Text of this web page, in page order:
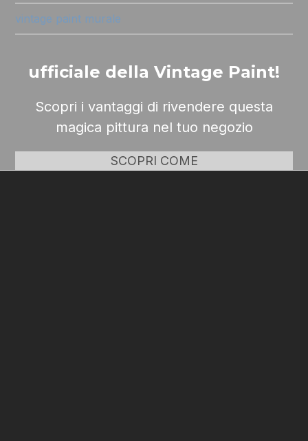
vintage paint murale
ufficiale della Vintage Paint!
Scopri i vantaggi di rivendere questa
magica pittura nel tuo negozio
SCOPRI COME